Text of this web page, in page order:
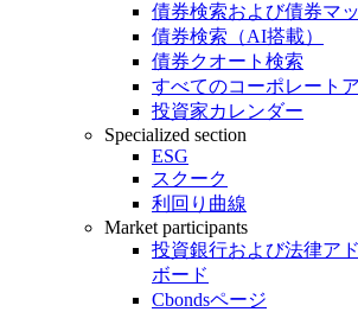
債券検索および債券マ
債券検索（AI搭載）
債券クオート検索
すべてのコーポレート
投資家カレンダー
Specialized section
ESG
スクーク
利回り曲線
Market participants
投資銀行および法律ア
ボード
Cbondsページ